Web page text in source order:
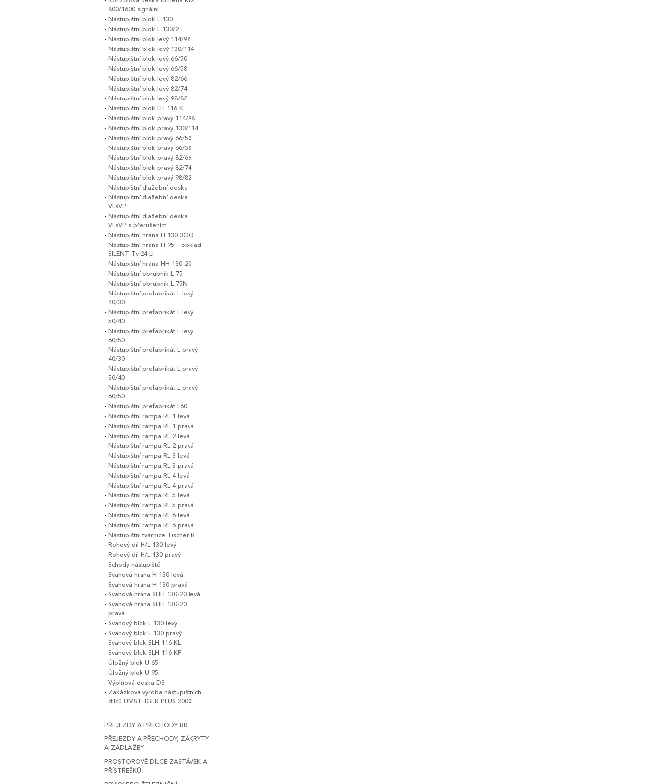
800/1600 signální
Nástupištní blok L 130
Nástupištní blok L 130/2
Nástupištní blok levý 114/98
Nástupištní blok levý 130/114
Nástupištní blok levý 66/50
Nástupištní blok levý 66/58
Nástupištní blok levý 82/66
Nástupištní blok levý 82/74
Nástupištní blok levý 98/82
Nástupištní blok LH 116 K
Nástupištní blok pravý 114/98
Nástupištní blok pravý 130/114
Nástupištní blok pravý 66/50
Nástupištní blok pravý 66/58
Nástupištní blok pravý 82/66
Nástupištní blok pravý 82/74
Nástupištní blok pravý 98/82
Nástupištní dlažební deska
Nástupištní dlažební deska
VLsVP
Nástupištní dlažební deska
VLsVP s přerušením
Nástupištní hrana H 130 3OO
Nástupištní hrana H 95 – obklad
SILENT Tv 24 Li
Nástupištní hrana HH 130-20
Nástupištní obrubník L 75
Nástupištní obrubník L 75N
Nástupištní prefabrikát L levý
40/30
Nástupištní prefabrikát L levý
50/40
Nástupištní prefabrikát L levý
60/50
Nástupištní prefabrikát L pravý
40/30
Nástupištní prefabrikát L pravý
50/40
Nástupištní prefabrikát L pravý
60/50
Nástupištní prefabrikát L60
Nástupištní rampa RL 1 levá
Nástupištní rampa RL 1 pravá
Nástupištní rampa RL 2 levá
Nástupištní rampa RL 2 pravá
Nástupištní rampa RL 3 levá
Nástupištní rampa RL 3 pravá
Nástupištní rampa RL 4 levá
Nástupištní rampa RL 4 pravá
Nástupištní rampa RL 5 levá
Nástupištní rampa RL 5 pravá
Nástupištní rampa RL 6 levá
Nástupištní rampa RL 6 pravá
Nástupištní tvárnice Tischer B
Rohový díl H/L 130 levý
Rohový díl H/L 130 pravý
Schody nástupiště
Svahová hrana H 130 levá
Svahová hrana H 130 pravá
Svahová hrana SHH 130-20 levá
Svahová hrana SHH 130-20
pravá
Svahový blok L 130 levý
Svahový blok L 130 pravý
Svahový blok SLH 116 KL
Svahový blok SLH 116 KP
Úložný blok U 65
Úložný blok U 95
Výplňová deska D3
Zakázková výroba nástupištních
dílců UMSTEIGER PLUS 2000
PŘEJEZDY A PŘECHODY BR
PŘEJEZDY A PŘECHODY, ZÁKRYTY
A ZÁDLAŽBY
PROSTOROVÉ DÍLCE ZASTÁVEK A
PŘÍSTŘEŠKŮ